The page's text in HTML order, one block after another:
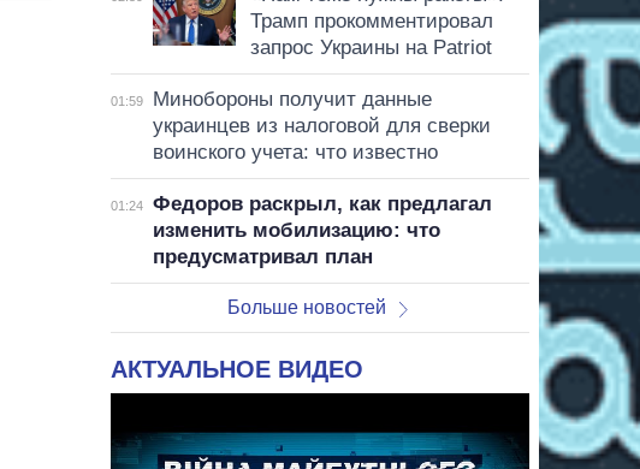
Трамп прокомментировал
запрос Украины на Patriot
01:59
Минобороны получит данные
украинцев из налоговой для сверки
воинского учета: что известно
01:24
Федоров раскрыл, как предлагал
изменить мобилизацию: что
предусматривал план
Больше новостей
АКТУАЛЬНОЕ ВИДЕО